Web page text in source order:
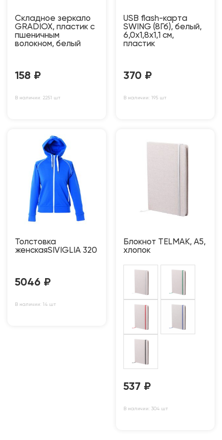
Складное зеркало
GRADIOX, пластик с
пшеничным
волокном, белый
158 ₽
В наличии: 2251 шт
USB flash-карта
SWING (8Гб), белый,
6,0х1,8х1,1 см,
пластик
370 ₽
В наличии: 195 шт
Толстовка
женскаяSIVIGLIA 320
5046 ₽
В наличии: 14 шт
Блокнот TELMAK, A5,
хлопок
537 ₽
В наличии: 304 шт